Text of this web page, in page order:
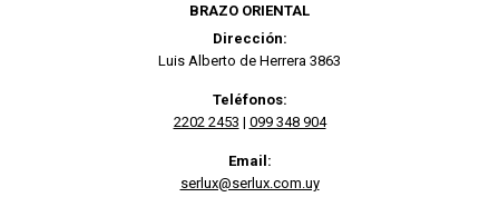
BRAZO ORIENTAL
Dirección:
Luis Alberto de Herrera 3863
Teléfonos:
2202 2453 | 099 348 904
Email:
serlux@serlux.com.uy